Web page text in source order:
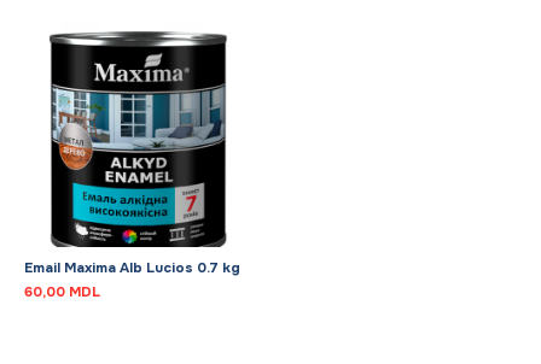
Email Maxima Alb Lucios 0.7 kg
60,00 MDL